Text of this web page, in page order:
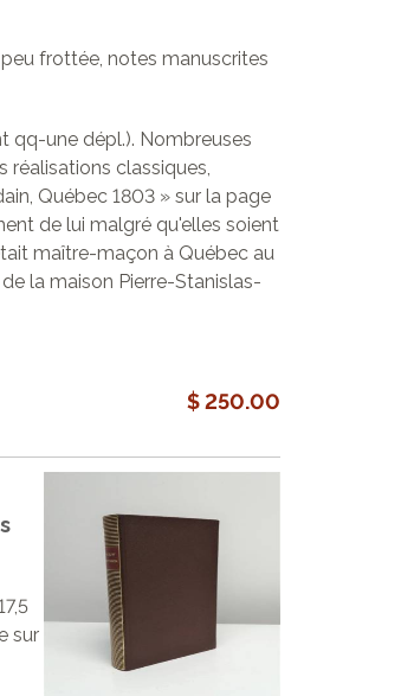
peu frottée, notes manuscrites
qq-une dépl.). Nombreuses
réalisations classiques,
Québec 1803 » sur la page
de lui malgré qu'elles soient
maître-maçon à Québec au
la maison Pierre-Stanislas-
$ 250.00
sur